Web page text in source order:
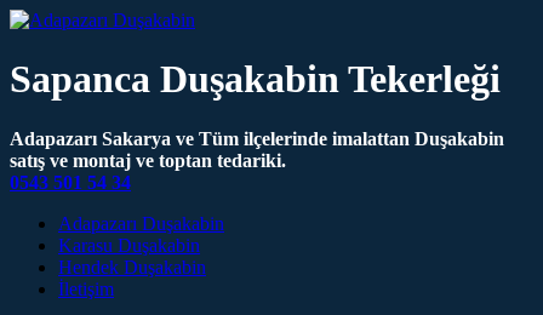
Sapanca Duşakabin Tekerleği
Adapazarı Sakarya ve Tüm ilçelerinde imalattan Duşakabin
satış ve montaj ve toptan tedariki.
0543 501 54 34
Main Navigation
Adapazarı Duşakabin
Karasu Duşakabin
Hendek Duşakabin
İletişim